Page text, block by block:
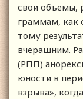
свои объемы,
граммам, как
тому
вчерашним.
(РПП)
юности в
взрыва»,